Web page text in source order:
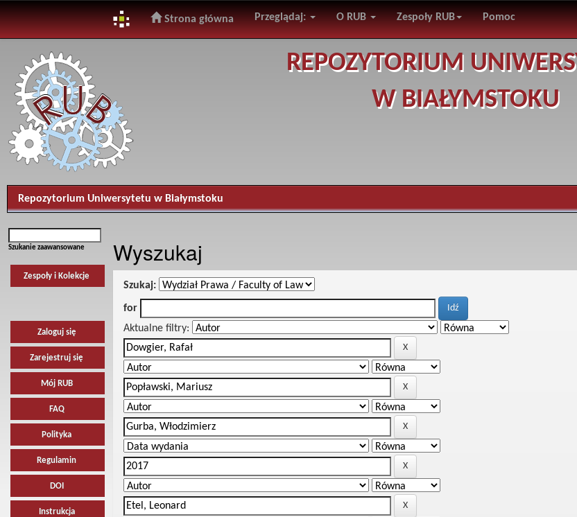
navigation
Strona główna Przeglądaj: O RUB Zespoły RUB Pomoc
REPOZYTORIUM
W BIAŁYMSTOKU
Repozytorium Uniwersytetu w Białymstoku
Szukanie zaawansowane
Zespoły i Kolekcje
Zaloguj się
Zarejestruj się
Mój RUB
FAQ
Polityka
Regulamin
DOI
Instrukcja
Wyszukaj
Szukaj:
for
Aktualne filtry: